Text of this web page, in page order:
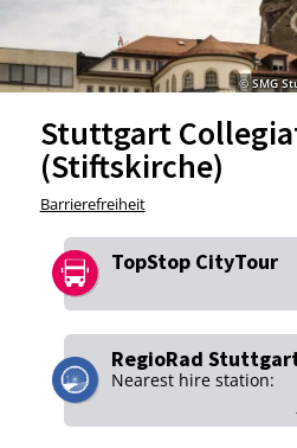
© SMG
Stuttgart
(Stiftskirche)
Barrierefreiheit
TopStop CityTour
RegioRad
Nearest hire station: